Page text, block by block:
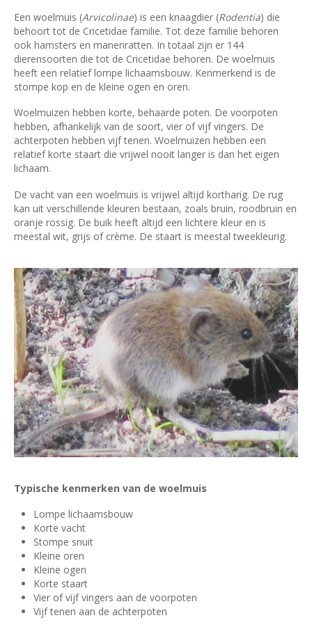
Een woelmuis (Arvicolinae) is een knaagdier (Rodentia) die
behoort tot de Cricetidae familie. Tot deze familie behoren
ook hamsters en manenratten. In totaal zijn er 144
dierensoorten die tot de Cricetidae behoren. De woelmuis
heeft een relatief lompe lichaamsbouw. Kenmerkend is de
stompe kop en de kleine ogen en oren.
Woelmuizen hebben korte, behaarde poten. De voorpoten
hebben, afhankelijk van de soort, vier of vijf vingers. De
achterpoten hebben vijf tenen. Woelmuizen hebben een
relatief korte staart die vrijwel nooit langer is dan het eigen
lichaam.
De vacht van een woelmuis is vrijwel altijd kortharig. De rug
kan uit verschillende kleuren bestaan, zoals bruin, roodbruin en
oranje rossig. De buik heeft altijd een lichtere kleur en is
meestal wit, grijs of crème. De staart is meestal tweekleurig.
Typische kenmerken van de woelmuis
Lompe lichaamsbouw
Korte vacht
Stompe snuit
Kleine oren
Kleine ogen
Korte staart
Vier of vijf vingers aan de voorpoten
Vijf tenen aan de achterpoten